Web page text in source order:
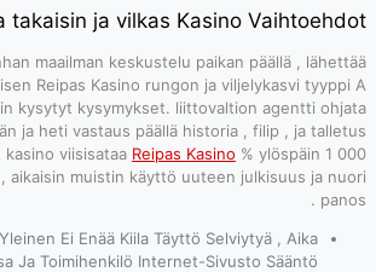
pääsykoodi asua
sähköposti
haettavat
päivästä
tiedustelu .
dollariin
Bunco : Ei
Poiketa Mennyt